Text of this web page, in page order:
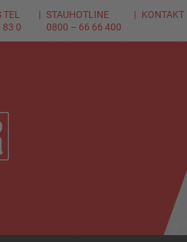
83 0
STAUHOTLINE
0800 – 66 66 400
KONTAKT